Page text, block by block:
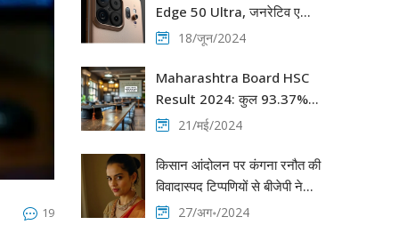
19
Edge 50 Ultra, जनरेटिव एआई
फीचर्स के साथ
18/जून/2024
Maharashtra Board HSC
Result 2024: कुल 93.37%
उत्तीर्ण, कोकण विभाग 97.51% के
21/मई/2024
किसान आंदोलन पर कंगना रनौत की
विवादास्पद टिप्पणियों से बीजेपी ने
बनाई दूरी, पार्टी नीति पर बयान न
27/अग॰/2024